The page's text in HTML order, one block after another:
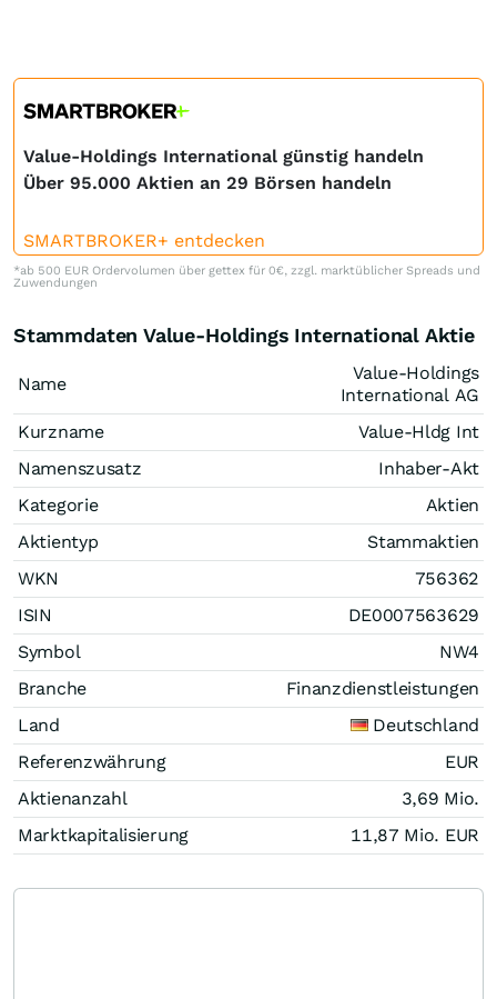
Value-Holdings International günstig handeln
Über 95.000 Aktien an 29 Börsen handeln
SMARTBROKER+ entdecken
*ab 500 EUR Ordervolumen über gettex für 0€, zzgl. marktüblicher Spreads und
Zuwendungen
Stammdaten Value-Holdings International Aktie
Name
Value-Holdings
International AG
Kurzname
Value-Hldg Int
Namenszusatz
Inhaber-Akt
Kategorie
Aktien
Aktientyp
Stammaktien
WKN
756362
ISIN
DE0007563629
Symbol
NW4
Branche
Finanzdienstleistungen
Land
Deutschland
Referenzwährung
EUR
Aktienanzahl
3,69 Mio.
Marktkapitalisierung
11,87 Mio. EUR